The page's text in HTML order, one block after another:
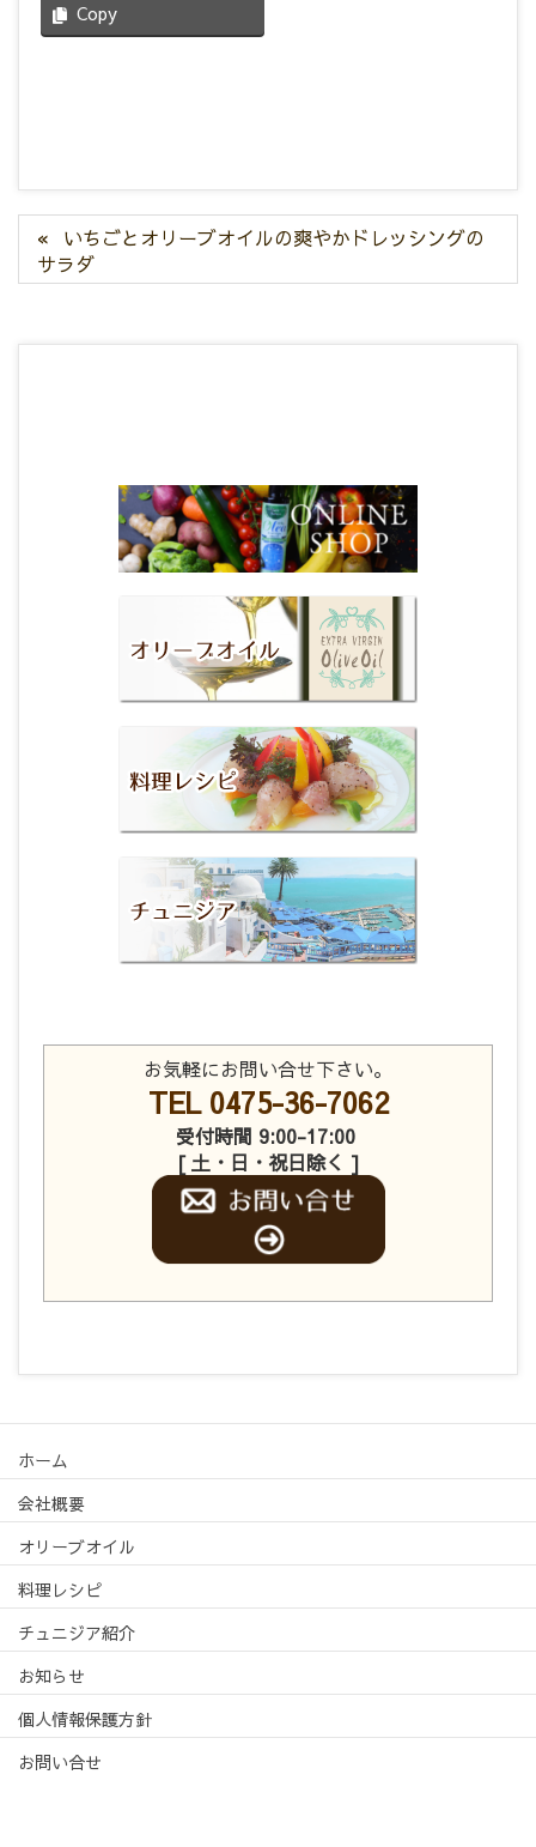
Copy
いちごとオリーブオイルの爽やかドレッシングの
サラダ
お気軽にお問い合せ下さい。
TEL 0475-36-7062
受付時間 9:00-17:00
[ 土・日・祝日除く ]
ホーム
会社概要
オリーブオイル
料理レシピ
チュニジア紹介
お知らせ
個人情報保護方針
お問い合せ